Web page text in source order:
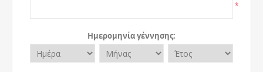
*
Ημερομηνία γέννησης: